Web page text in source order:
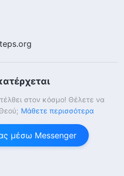
στον κόσμο! Θέλετε να
Μάθετε περισσότερα
μέσω Messenger